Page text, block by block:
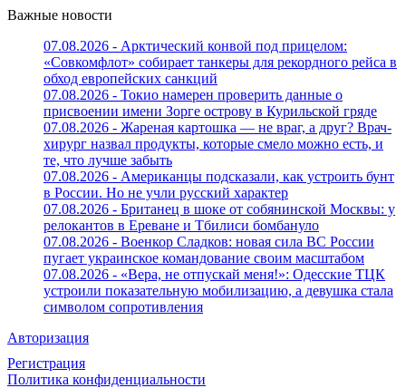
Важные новости
07.08.2026 - Арктический конвой под прицелом:
«Совкомфлот» собирает танкеры для рекордного рейса в
обход европейских санкций
07.08.2026 - Токио намерен проверить данные о
присвоении имени Зорге острову в Курильской гряде
07.08.2026 - Жареная картошка — не враг, а друг? Врач-
хирург назвал продукты, которые смело можно есть, и
те, что лучше забыть
07.08.2026 - Американцы подсказали, как устроить бунт
в России. Но не учли русский характер
07.08.2026 - Британец в шоке от собянинской Москвы: у
релокантов в Ереване и Тбилиси бомбануло
07.08.2026 - Военкор Сладков: новая сила ВС России
пугает украинское командование своим масштабом
07.08.2026 - «Вера, не отпускай меня!»: Одесские ТЦК
устроили показательную мобилизацию, а девушка стала
символом сопротивления
Авторизация
Регистрация
Политика конфиденциальности